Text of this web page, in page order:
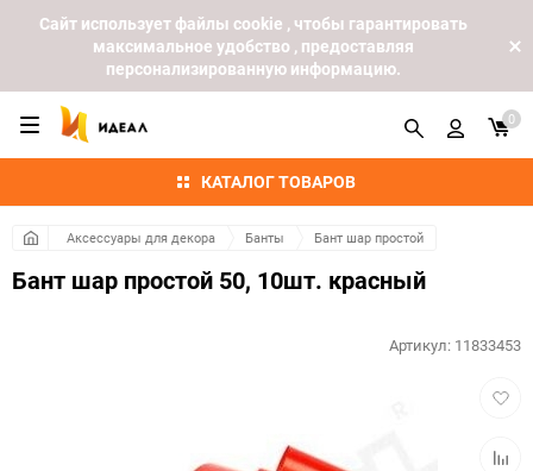
Cайт использует файлы cookie , чтобы гарантировать
максимальное удобство , предоставляя
персонализированную информацию.
КАТАЛОГ ТОВАРОВ
0
Аксессуары для декора Банты Бант шар простой
Бант шар простой 50, 10шт. красный
Артикул: 11833453